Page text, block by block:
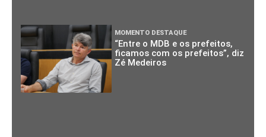
MOMENTO DESTAQUE
“Entre o MDB e os prefeitos,
ficamos com os prefeitos”, diz
Zé Medeiros